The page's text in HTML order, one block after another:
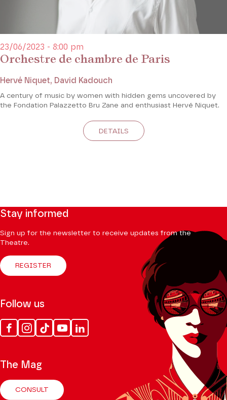
Orchestre de chambre de Paris
23/06/2023 - 8:00 pm
Hervé Niquet, David Kadouch
A century of music by women with hidden gems uncovered by
the Fondation Palazzetto Bru Zane and enthusiast Hervé Niquet.
DETAILS
Stay informed
Sign up for the newsletter to receive updates from the
Theatre.
REGISTER
Follow us
FacebookInstagram
Tik
Tok
YoutubeLinkedin
The Mag
CONSULT